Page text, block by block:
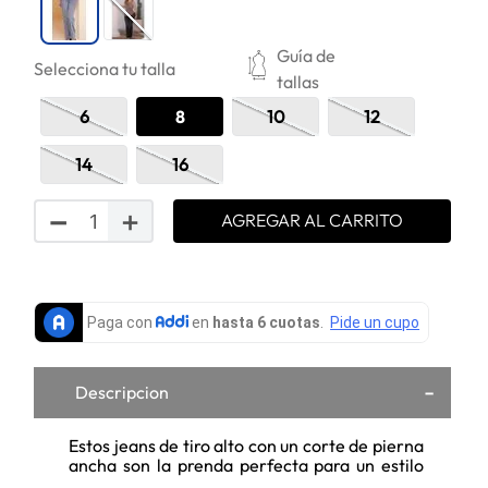
Selecciona tu talla
Guía de
tallas
6
8 10 12
14 16
＋
－ AGREGAR AL CARRITO
Descripcion
Estos jeans de tiro alto con un corte de pierna
ancha son la prenda perfecta para un estilo